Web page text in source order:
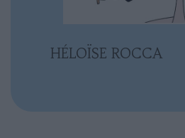
HÉLOÏSE ROCCA